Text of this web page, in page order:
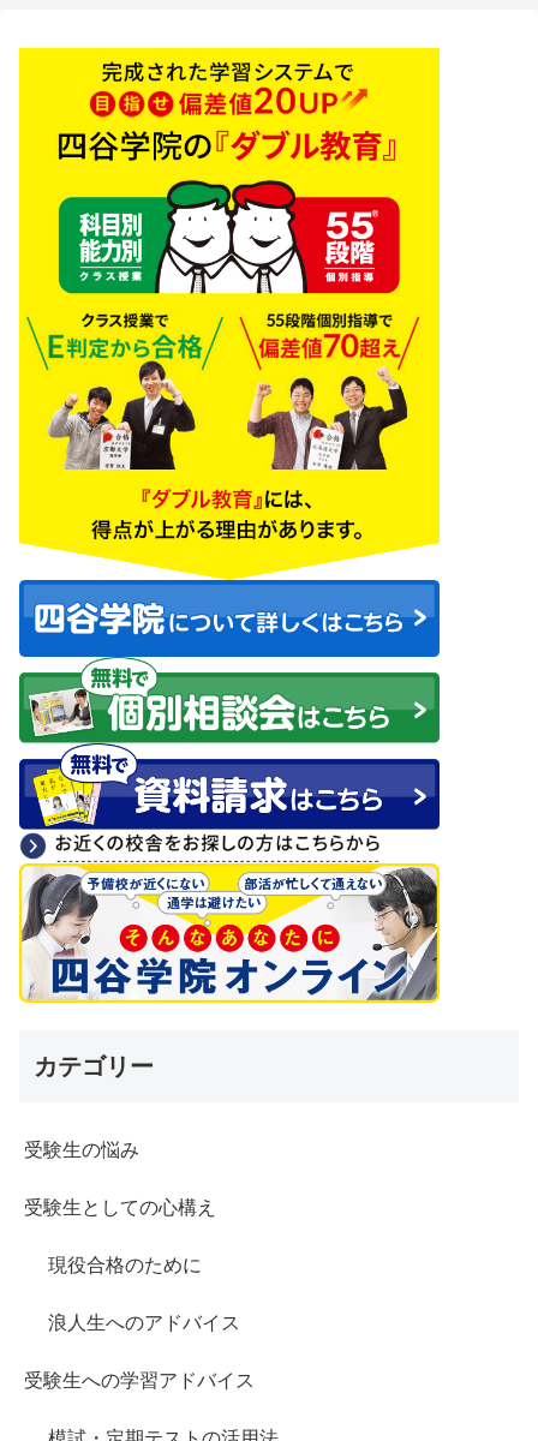
カテゴリー
受験生の悩み
受験生としての心構え
現役合格のために
浪人生へのアドバイス
受験生への学習アドバイス